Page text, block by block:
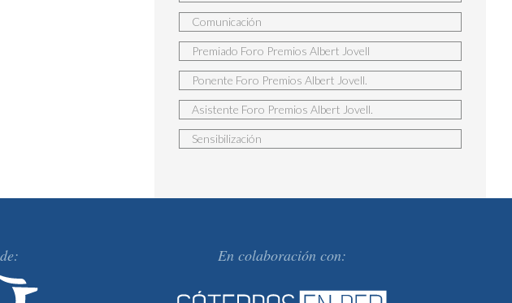
Comunicación
Premiado Foro Premios Albert Jovell
Ponente Foro Premios Albert Jovell.
Asistente Foro Premios Albert Jovell.
Sensibilización
En colaboración con: